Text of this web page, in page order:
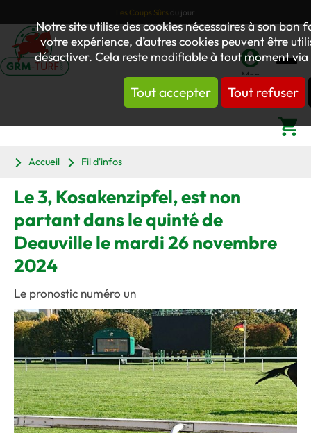
Notre site utilise des cookies nécessaires à son
votre expérience, d’autres cookies peuvent être
désactiver. Cela reste modifiable à tout moment
Tout accepter Tout refuser
Les Coups Sûrs du jour
Mon
compte
Accueil
Fil d'infos
Le 3, Kosakenzipfel, est non
partant dans le quinté de
Deauville le mardi 26 novembre
2024
Le pronostic numéro un